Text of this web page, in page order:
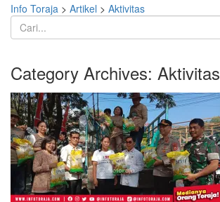
Info Toraja > Artikel > Aktivitas
Category Archives: Aktivitas